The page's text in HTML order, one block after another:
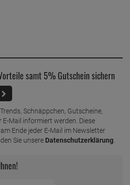
samt 5% Gutschein sichern
Schnäppchen, Gutscheine,
Mail informiert werden. Diese
Ende jeder E-Mail im Newsletter
Sie unsere Datenschutzerklärung